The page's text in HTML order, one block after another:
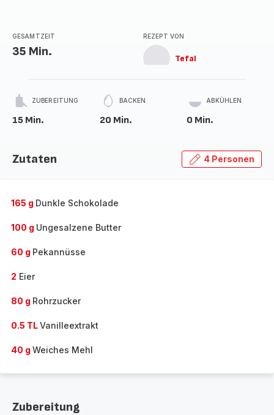
GESAMTZEIT
35 Min.
REZEPT VON
Tefal
ZUBEREITUNG
15 Min.
BACKEN
20 Min.
ABKÜHLEN
0 Min.
Zutaten 4 Personen
165 g Dunkle Schokolade
100 g Ungesalzene Butter
60 g Pekannüsse
2 Eier
80 g Rohrzucker
0.5 TLVanilleextrakt
40 g Weiches Mehl
Zubereitung